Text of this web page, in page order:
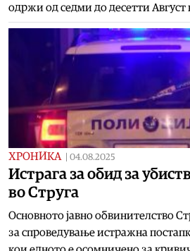
одржи од седми до десетти Август
ХРОНИКА 04.08.2025
Истрага за обид за
во Струга
Основното јавно обвинителство
за спроведување истражна